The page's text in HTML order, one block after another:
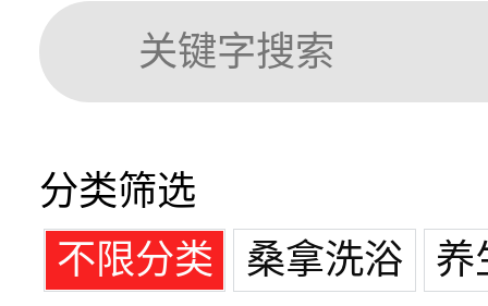
分类筛选
不限分类
桑拿洗浴
养